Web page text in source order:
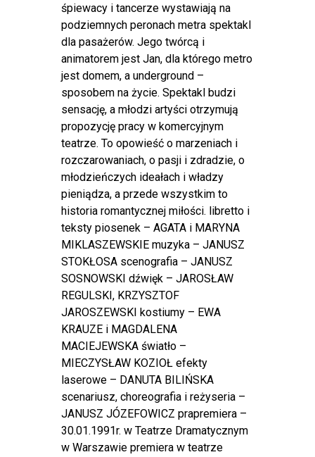
śpiewacy i tancerze wystawiają na
podziemnych peronach metra spektakl
dla pasażerów. Jego twórcą i
animatorem jest Jan, dla którego metro
jest domem, a underground –
sposobem na życie. Spektakl budzi
sensację, a młodzi artyści otrzymują
propozycję pracy w komercyjnym
teatrze. To opowieść o marzeniach i
rozczarowaniach, o pasji i zdradzie, o
młodzieńczych ideałach i władzy
pieniądza, a przede wszystkim to
historia romantycznej miłości. libretto i
teksty piosenek – AGATA i MARYNA
MIKLASZEWSKIE muzyka – JANUSZ
STOKŁOSA scenografia – JANUSZ
SOSNOWSKI dźwięk – JAROSŁAW
REGULSKI, KRZYSZTOF
JAROSZEWSKI kostiumy – EWA
KRAUZE i MAGDALENA
MACIEJEWSKA światło –
MIECZYSŁAW KOZIOŁ efekty
laserowe – DANUTA BILIŃSKA
scenariusz, choreografia i reżyseria –
JANUSZ JÓZEFOWICZ prapremiera –
30.01.1991r. w Teatrze Dramatycznym
w Warszawie premiera w teatrze